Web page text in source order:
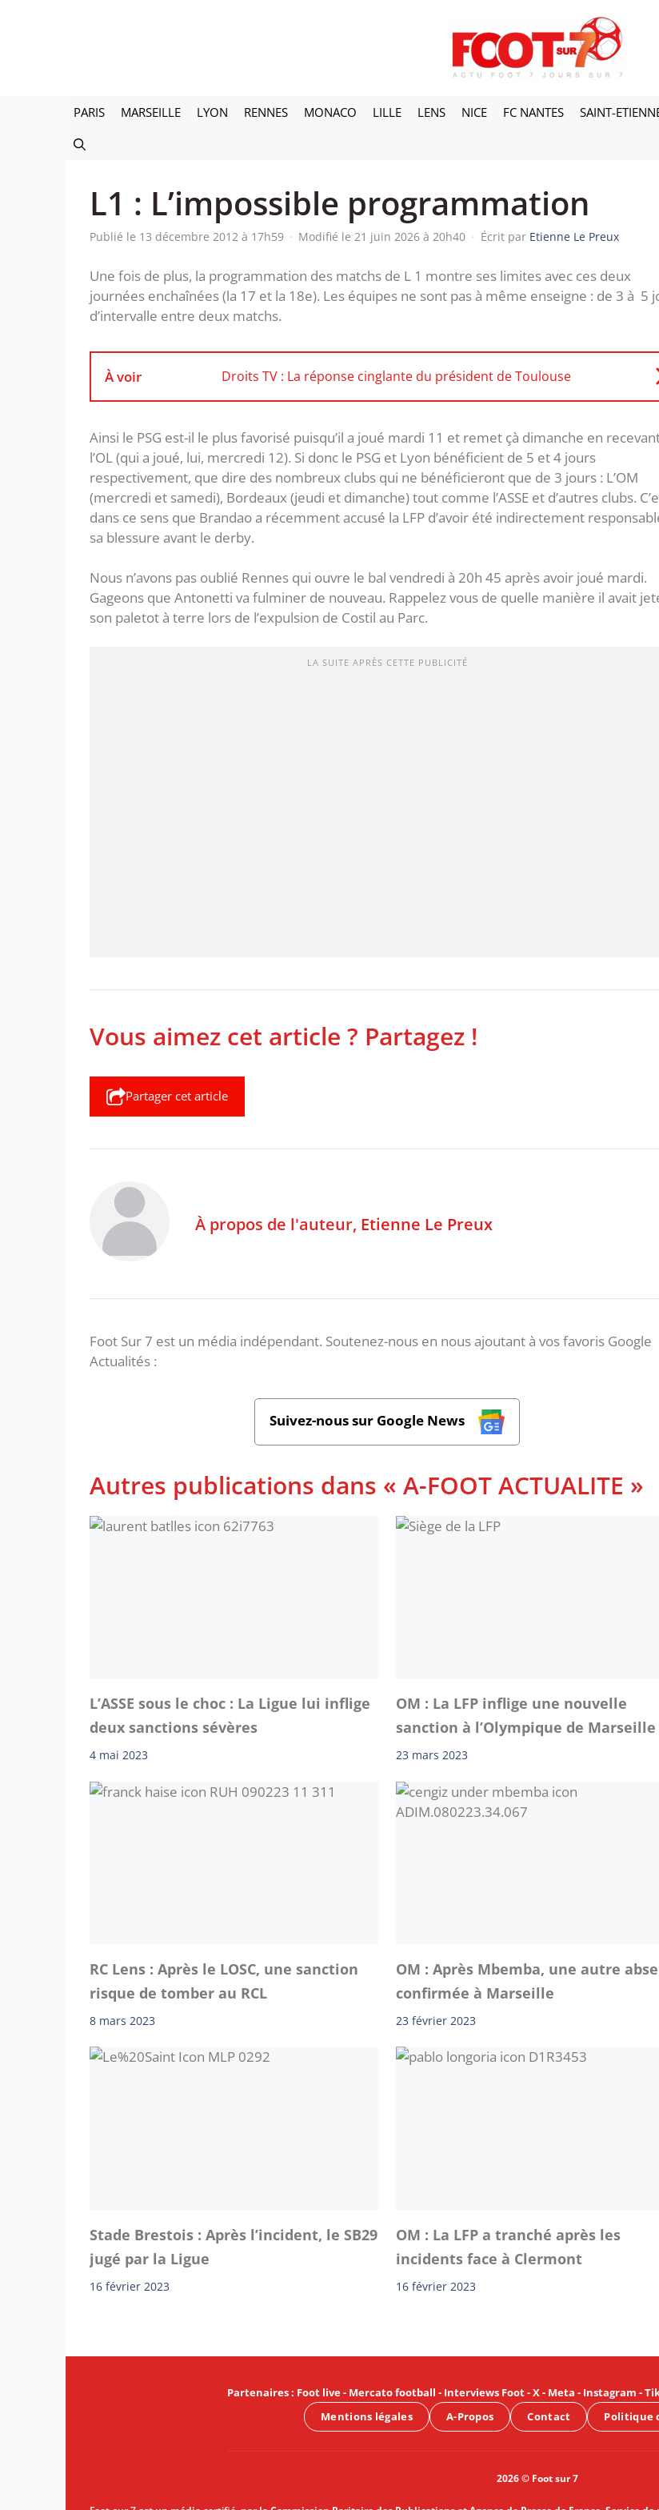
PARIS MARSEILLE LYON RENNES MONACO LILLE LENS NICE FC NANTES SAINT-
L1 : L’impossible programmation
Publié le 13 décembre 2012 à 17h59 · Modifié le 21 juin 2026 à 20h40 · Écrit par Etienne Le Preux
Une fois de plus, la programmation des matchs de L 1 montre ses limites avec ces deux
journées enchaînées (la 17 et la 18e). Les équipes ne sont pas à même enseigne : de 3 à 5
d’intervalle entre deux matchs.
À voir Droits TV : La réponse cinglante du président de Toulouse
Ainsi le PSG est-il le plus favorisé puisqu’il a joué mardi 11 et remet çà dimanche en
l’OL (qui a joué, lui, mercredi 12). Si donc le PSG et Lyon bénéficient de 5 et 4 jours
respectivement, que dire des nombreux clubs qui ne bénéficieront que de 3 jours : L’OM
(mercredi et samedi), Bordeaux (jeudi et dimanche) tout comme l’ASSE et d’autres clubs.
dans ce sens que Brandao a récemment accusé la LFP d’avoir été indirectement
sa blessure avant le derby.
Nous n’avons pas oublié Rennes qui ouvre le bal vendredi à 20h 45 après avoir joué mardi.
Gageons que Antonetti va fulminer de nouveau. Rappelez vous de quelle manière il avait
son paletot à terre lors de l’expulsion de Costil au Parc.
LA SUITE APRÈS CETTE PUBLICITÉ
Vous aimez cet article ? Partagez !
Partager cet article
À propos de l'auteur, Etienne Le Preux
Foot Sur 7 est un média indépendant. Soutenez-nous en nous ajoutant à vos favoris Google
Actualités :
Suivez-nous sur Google News
Autres publications dans « A-FOOT ACTUALITE »
L’ASSE sous le choc : La Ligue lui inflige
deux sanctions sévères
4 mai 2023
OM : La LFP inflige une nouvelle
sanction à l’Olympique de Marseille
23 mars 2023
RC Lens : Après le LOSC, une sanction
risque de tomber au RCL
8 mars 2023
OM : Après Mbemba, une autre
confirmée à Marseille
23 février 2023
Stade Brestois : Après l’incident, le SB29
jugé par la Ligue
16 février 2023
OM : La LFP a tranché après les
incidents face à Clermont
16 février 2023
Partenaires: Foot live- Mercato football - Interviews Foot-X- Meta - Instagram -
Mentions légales
A-Propos Contact Politique
2026 © Foot sur 7